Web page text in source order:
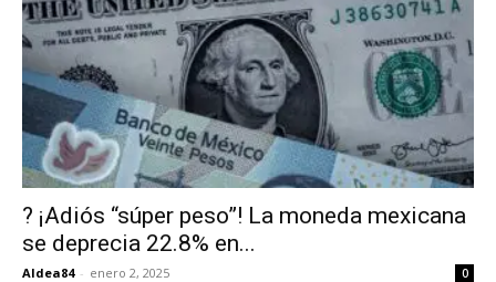
? ¡Adiós “súper peso”! La moneda mexicana
se deprecia 22.8% en...
Aldea84 - enero 2, 2025 0